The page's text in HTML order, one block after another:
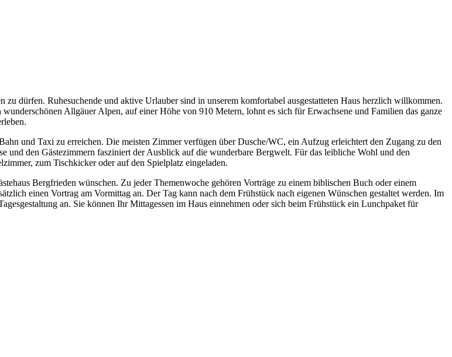
dürfen. Ruhesuchende und aktive Urlauber sind in unserem komfortabel ausgestatteten Haus herzlich willkommen.
Allgäuer Alpen, auf einer Höhe von 910 Metern, lohnt es sich für Erwachsene und Familien das ganze
und Taxi zu erreichen. Die meisten Zimmer verfügen über Dusche/WC, ein Aufzug erleichtert den Zugang zu den
und den Gästezimmern fasziniert der Ausblick auf die wunderbare Bergwelt. Für das leibliche Wohl und den
zum Tischkicker oder auf den Spielplatz eingeladen.
Bergfrieden wünschen. Zu jeder Themenwoche gehören Vorträge zu einem biblischen Buch oder einem
einen Vortrag am Vormittag an. Der Tag kann nach dem Frühstück nach eigenen Wünschen gestaltet werden. Im
an. Sie können Ihr Mittagessen im Haus einnehmen oder sich beim Frühstück ein Lunchpaket für